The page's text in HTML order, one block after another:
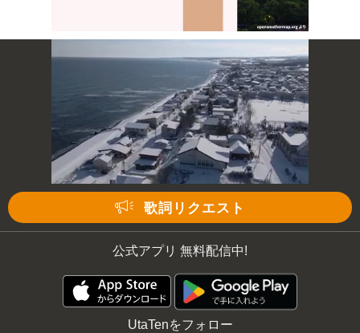
Mute
次の動画まで 3 キャンセル
歌詞リクエスト
公式アプリ 無料配信中!
UtaTenをフォロー